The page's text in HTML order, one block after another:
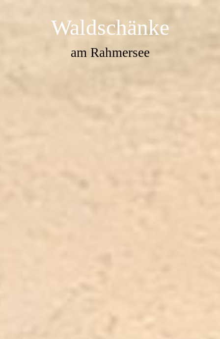
Waldschänke
am Rahmersee